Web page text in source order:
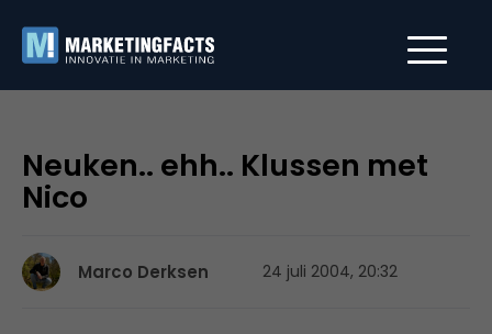
Neuken.. ehh.. Klussen met
Nico
Marco Derksen 24 juli 2004, 20:32